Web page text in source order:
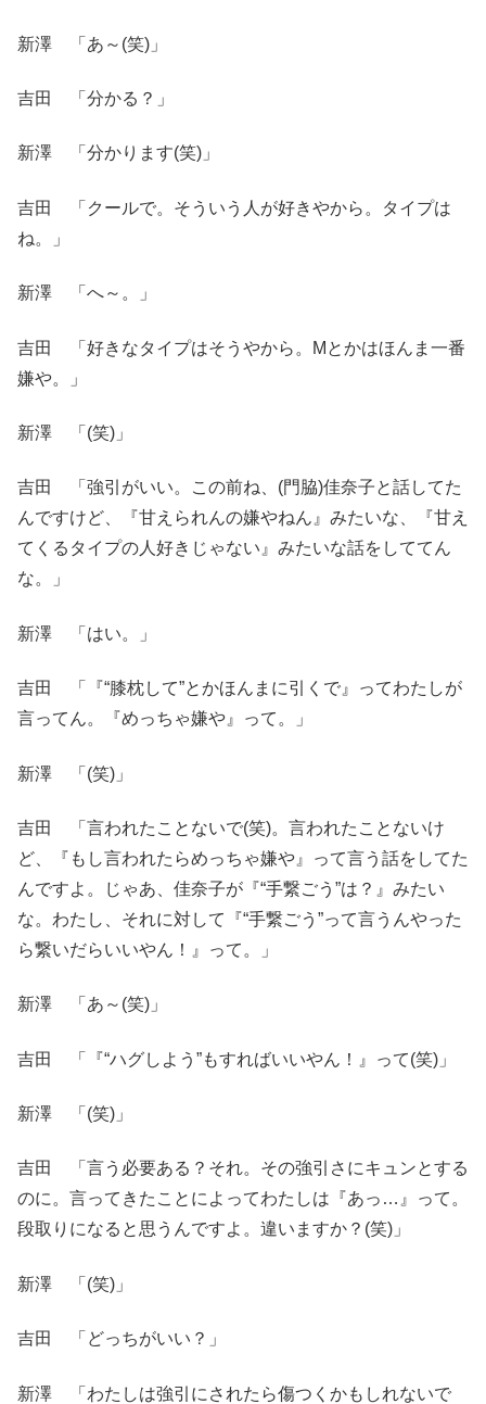
新澤 「あ～(笑)」
吉田 「分かる？」
新澤 「分かります(笑)」
吉田 「クールで。そういう人が好きやから。タイプは
ね。」
新澤 「へ～。」
吉田 「好きなタイプはそうやから。Mとかはほんま一番
嫌や。」
新澤 「(笑)」
吉田 「強引がいい。この前ね、(門脇)佳奈子と話してた
んですけど、『甘えられんの嫌やねん』みたいな、『甘え
てくるタイプの人好きじゃない』みたいな話をしててん
な。」
新澤 「はい。」
吉田 「『“膝枕して”とかほんまに引くで』ってわたしが
言ってん。『めっちゃ嫌や』って。」
新澤 「(笑)」
吉田 「言われたことないで(笑)。言われたことないけ
ど、『もし言われたらめっちゃ嫌や』って言う話をしてた
んですよ。じゃあ、佳奈子が『“手繋ごう”は？』みたい
な。わたし、それに対して『“手繋ごう”って言うんやった
ら繋いだらいいやん！』って。」
新澤 「あ～(笑)」
吉田 「『“ハグしよう”もすればいいやん！』って(笑)」
新澤 「(笑)」
吉田 「言う必要ある？それ。その強引さにキュンとする
のに。言ってきたことによってわたしは『あっ…』って。
段取りになると思うんですよ。違いますか？(笑)」
新澤 「(笑)」
吉田 「どっちがいい？」
新澤 「わたしは強引にされたら傷つくかもしれないで